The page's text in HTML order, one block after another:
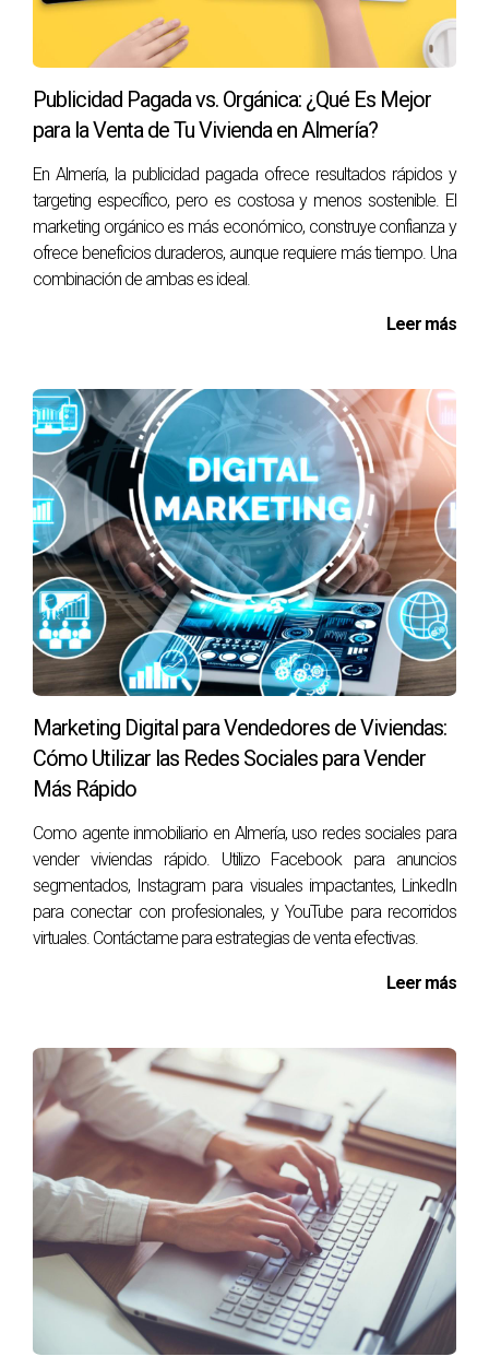
Publicidad Pagada vs. Orgánica: ¿Qué Es Mejor
para la Venta de Tu Vivienda en Almería?
En Almería, la publicidad pagada ofrece resultados rápidos y
targeting específico, pero es costosa y menos sostenible. El
marketing orgánico es más económico, construye confianza y
ofrece beneficios duraderos, aunque requiere más tiempo. Una
combinación de ambas es ideal.
Leer más
Marketing Digital para Vendedores de Viviendas:
Cómo Utilizar las Redes Sociales para Vender
Más Rápido
Como agente inmobiliario en Almería, uso redes sociales para
vender viviendas rápido. Utilizo Facebook para anuncios
segmentados, Instagram para visuales impactantes, LinkedIn
para conectar con profesionales, y YouTube para recorridos
virtuales. Contáctame para estrategias de venta efectivas.
Leer más